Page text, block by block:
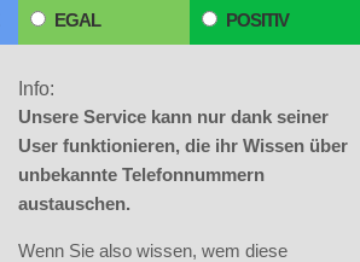
EGAL POSITIV
Info:
Unsere Service kann nur dank seiner
User funktionieren, die ihr Wissen über
unbekannte Telefonnummern
austauschen.
Wenn Sie also wissen, wem diese